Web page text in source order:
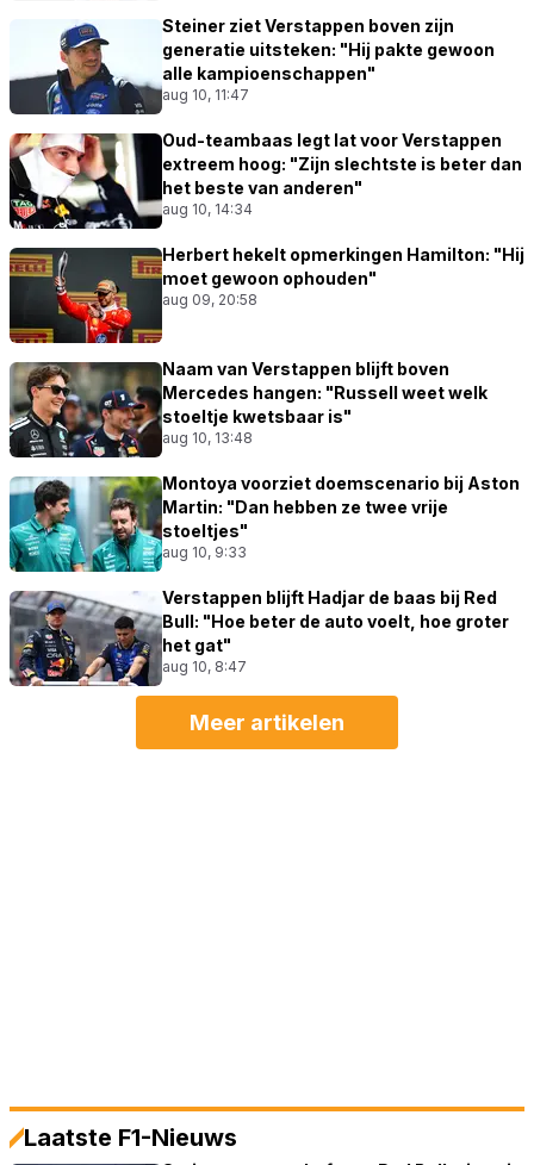
Steiner ziet Verstappen boven zijn
generatie uitsteken: "Hij pakte gewoon
alle kampioenschappen"
aug 10, 11:47
Oud-teambaas legt lat voor Verstappen
extreem hoog: "Zijn slechtste is beter dan
het beste van anderen"
aug 10, 14:34
Herbert hekelt opmerkingen Hamilton: "Hij
moet gewoon ophouden"
aug 09, 20:58
Naam van Verstappen blijft boven
Mercedes hangen: "Russell weet welk
stoeltje kwetsbaar is"
aug 10, 13:48
Montoya voorziet doemscenario bij Aston
Martin: "Dan hebben ze twee vrije
stoeltjes"
aug 10, 9:33
Verstappen blijft Hadjar de baas bij Red
Bull: "Hoe beter de auto voelt, hoe groter
het gat"
aug 10, 8:47
Meer artikelen
Laatste F1-Nieuws